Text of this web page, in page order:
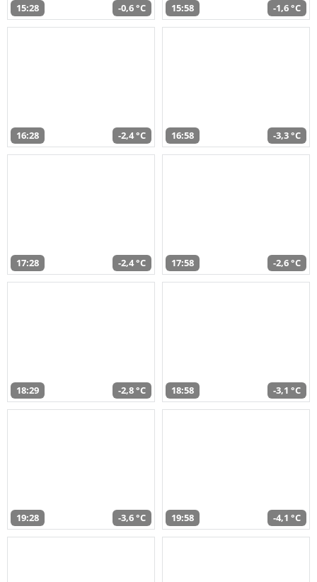
15:28 -0,6 °C 15:58 -1,6 °C
16:28 -2,4 °C 16:58 -3,3 °C
17:28 -2,4 °C 17:58 -2,6 °C
18:29 -2,8 °C 18:58 -3,1 °C
19:28 -3,6 °C 19:58 -4,1 °C